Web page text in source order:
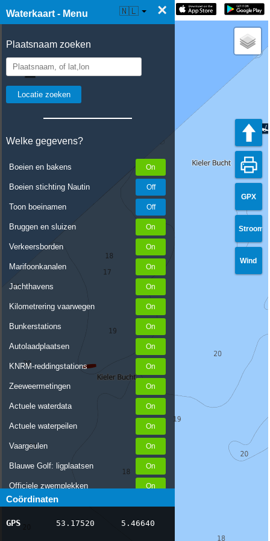
Waterkaart - Menu ×
Plaatsnaam zoeken
Welke gegevens?
Boeien en bakens
Boeien stichting Nautin
Toon boeinamen
Bruggen en sluizen
Verkeersborden
Marifoonkanalen
Jachthavens
Kilometrering vaarwegen
Bunkerstations
Autolaadplaatsen
KNRM-reddingstations
Zeeweermetingen
Actuele waterdata
Actuele waterpeilen
Vaargeulen
Blauwe Golf: ligplaatsen
Officiele zwemplekken
Stremmingen/hinder
AIS scheepsposities
Coördinaten
GPS 53.17520 5.46640
☰ Waterkaart Live 🇳🇱
GPX
Stroom
Wind